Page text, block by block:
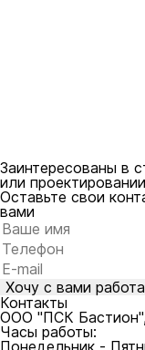
Заинтересованы в
или
Оставьте свои
вами
Оставьте это поле
Контакты
ООО "ПСК
Часы работы: